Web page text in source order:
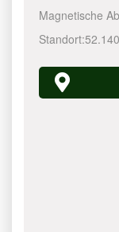
Magnetische
Standort: